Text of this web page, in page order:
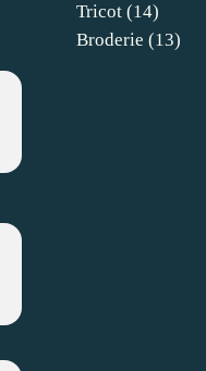
Tricot (14)
Broderie (13)